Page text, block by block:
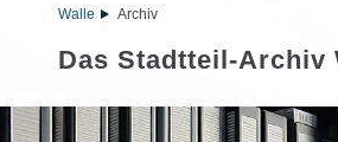
Walle Archiv
Das Stadtteil-Archiv